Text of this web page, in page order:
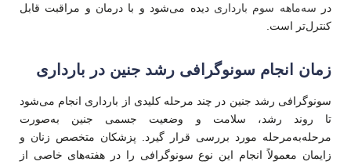
در سه‌ماهه سوم بارداری دیده می‌شود و با درمان و مراقبت قابل
کنترل‌تر است.
زمان انجام سونوگرافی رشد جنین در بارداری
سونوگرافی رشد جنین در چند مرحله کلیدی از بارداری انجام می‌شود
تا روند رشد، سلامت و وضعیت جسمی جنین به‌صورت
مرحله‌به‌مرحله مورد بررسی قرار گیرد. پزشکان متخصص زنان و
زایمان معمولاً انجام این نوع سونوگرافی را در هفته‌های خاصی از